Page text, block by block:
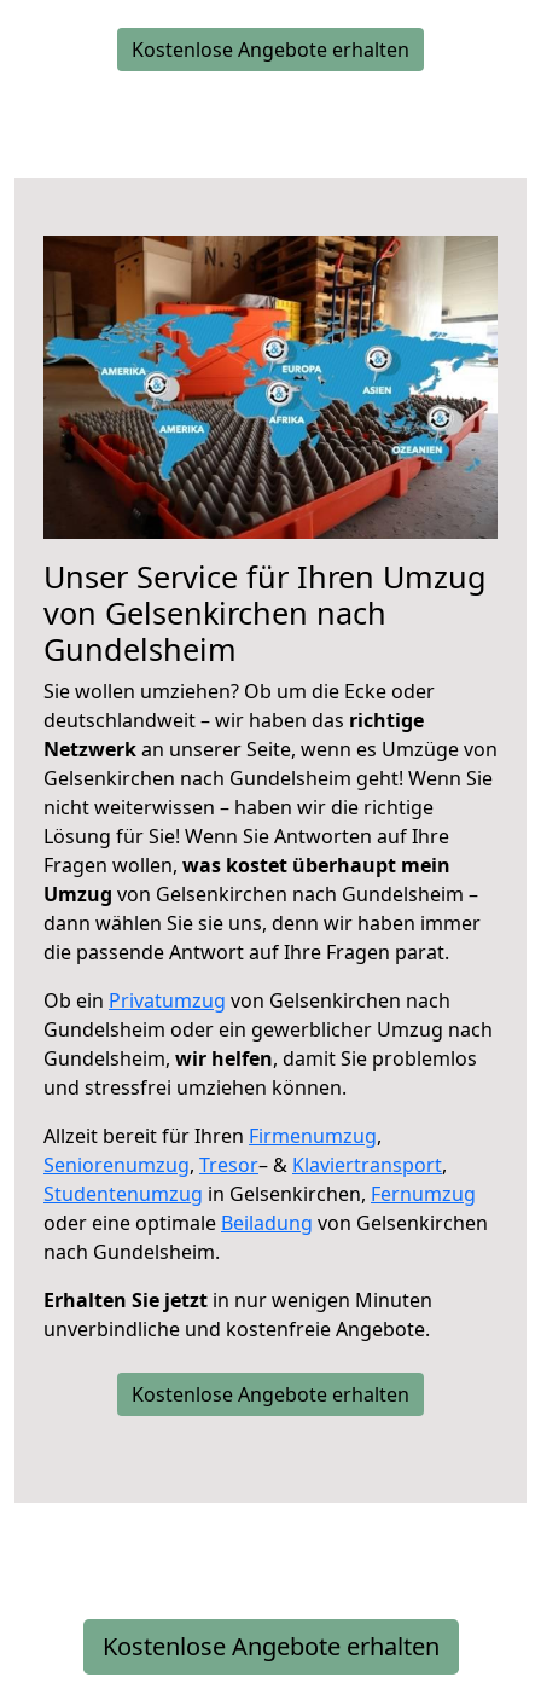
Kostenlose Angebote erhalten
Unser Service für Ihren Umzug
von Gelsenkirchen nach
Gundelsheim
Sie wollen umziehen? Ob um die Ecke oder
deutschlandweit – wir haben das richtige
Netzwerkan unserer Seite, wenn es Umzüge von
Gelsenkirchen nach Gundelsheim geht! Wenn Sie
nicht weiterwissen – haben wir die richtige
Lösung für Sie! Wenn Sie Antworten auf Ihre
Fragen wollen, was kostet überhaupt mein
Umzug von Gelsenkirchen nach Gundelsheim –
dann wählen Sie sie uns, denn wir haben immer
die passende Antwort auf Ihre Fragen parat.
Ob ein Privatumzug von Gelsenkirchen nach
Gundelsheim oder ein gewerblicher Umzug nach
Gundelsheim, wir helfen, damit Sie problemlos
und stressfrei umziehen können.
Allzeit bereit für Ihren Firmenumzug,
Seniorenumzug, Tresor– & Klaviertransport,
Studentenumzug in Gelsenkirchen, Fernumzug
oder eine optimale Beiladung von Gelsenkirchen
nach Gundelsheim.
Erhalten Sie jetzt in nur wenigen Minuten
unverbindliche und kostenfreie Angebote.
Kostenlose Angebote erhalten
Kostenlose Angebote erhalten